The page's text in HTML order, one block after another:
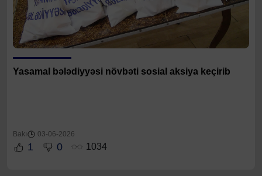
Yasamal bələdiyyəsi növbəti sosial aksiya keçirib
Bakı 03-06-2026
1 0 1034